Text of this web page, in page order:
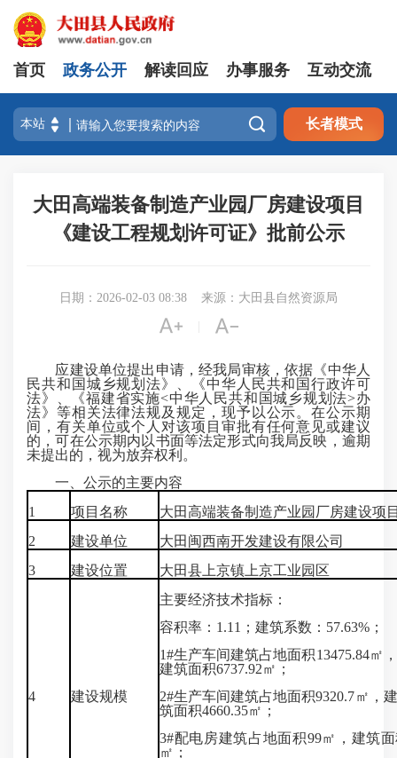
首页 政务公开 解读回应 办事服务 互动交流
 长者模式
大田高端装备制造产业园厂房建设项目
《建设工程规划许可证》批前公示
日期：2026-02-03 08:38 来源：大田县自然资源局
 
应建设单位提出申请，经我局审核，依据《中华人
民共和国城乡规划法》、《中华人民共和国行政许可
法》、《福建省实施<中华人民共和国城乡规划法>办
法》等相关法律法规及规定，现予以公示。在公示期
间，有关单位或个人对该项目审批有任何意见或建议
的，可在公示期内以书面等法定形式向我局反映，逾期
未提出的，视为放弃权利。
一、公示的主要内容
1
项目名称
大田高端装备制造产业园厂房建设项
2
建设单位
大田闽西南开发建设有限公司
3
建设位置 大田县上京镇上京工业园区
4 建设规模
主要经济技术指标：
容积率：1.11；建筑系数：57.63%；
1#生产车间建筑占地面积13475.84㎡
建筑面积6737.92㎡；
2#生产车间建筑占地面积9320.7㎡，
筑面积4660.35㎡；
3#配电房建筑占地面积99㎡，建筑
㎡；